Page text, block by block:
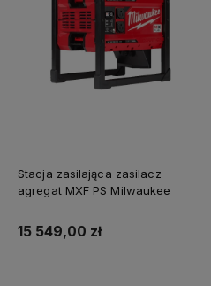
Stacja zasilająca zasilacz
agregat MXF PS Milwaukee
15 549,00 zł